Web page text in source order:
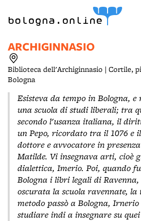
bologna.online
ARCHIGINNASIO
Biblioteca dell'Archiginnasio | Cortile,
Bologna
Esisteva da tempo in Bologna, e
una scuola di studi liberali; tra
secondo l'usanza italiana, il
un Pepo, ricordato tra il 1076 e
dottore e avvocatore in
Matilde. Vi insegnava arti, cioè
dialettica, Imerio. Poi, quando
Bologna i libri legali di Ravenna,
oscurata la scuola ravennate,
metodo passò a Bologna,
studiare indi a insegnare su